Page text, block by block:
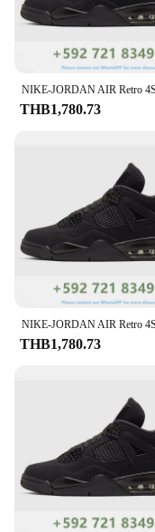
THB1,780.73
THB1,780.73